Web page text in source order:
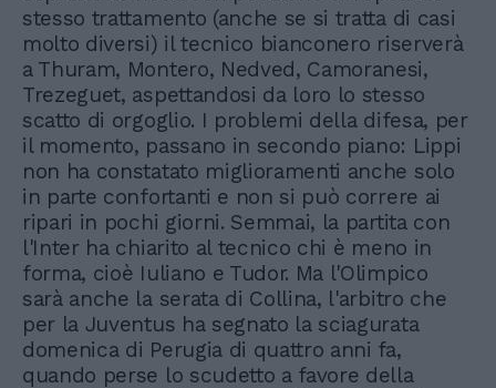
stesso trattamento (anche se si tratta di casi
molto diversi) il tecnico bianconero riserverà
a Thuram, Montero, Nedved, Camoranesi,
Trezeguet, aspettandosi da loro lo stesso
scatto di orgoglio. I problemi della difesa, per
il momento, passano in secondo piano: Lippi
non ha constatato miglioramenti anche solo
in parte confortanti e non si può correre ai
ripari in pochi giorni. Semmai, la partita con
l'Inter ha chiarito al tecnico chi è meno in
forma, cioè Iuliano e Tudor. Ma l'Olimpico
sarà anche la serata di Collina, l'arbitro che
per la Juventus ha segnato la sciagurata
domenica di Perugia di quattro anni fa,
quando perse lo scudetto a favore della